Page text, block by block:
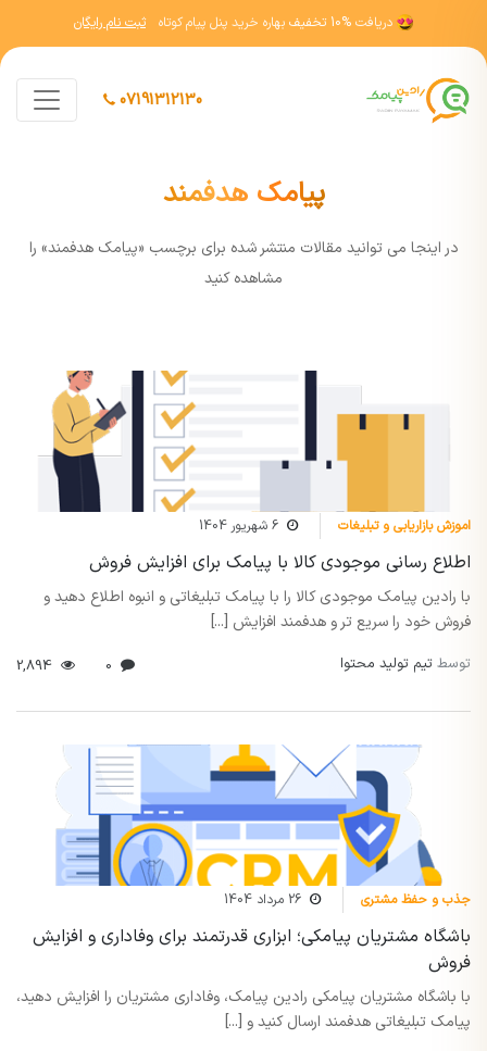
دریافت 10% تخفیف بهاره خرید پنل پیام کوتاه ثبت نام رایگان
07191312130
پیامک هدفمند
در اينجا مي توانيد مقالات منتشر شده برای برچسب «پیامک هدفمند» را
مشاهده کنيد
اموزش بازاریابی و تبلیغات 6 شهریور 1404
اطلاع رسانی موجودی کالا با پیامک برای افزایش فروش
با رادین پیامک موجودی کالا را با پیامک تبلیغاتی و انبوه اطلاع دهید و
فروش خود را سریع تر و هدفمند افزایش [...]
توسط تیم تولید محتوا
جذب و حفظ مشتری 26 مرداد 1404
باشگاه مشتریان پیامکی؛ ابزاری قدرتمند برای وفاداری و افزایش
فروش
با باشگاه مشتریان پیامکی رادین پیامک، وفاداری مشتریان را افزایش دهید،
پیامک تبلیغاتی هدفمند ارسال کنید و [...]